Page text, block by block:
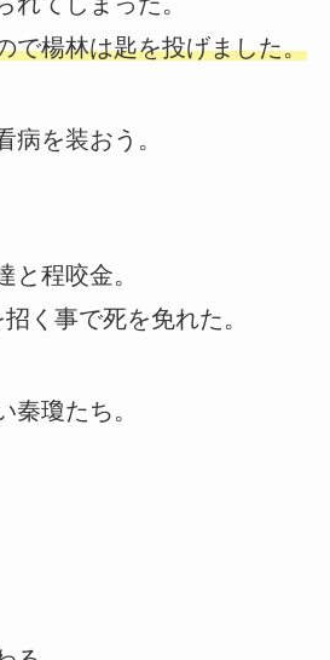
で楊林は匙を投げました。
を装おう。
程咬金。
く事で死を免れた。
瓊たち。